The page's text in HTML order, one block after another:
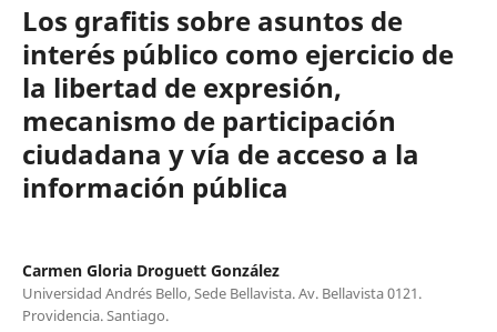
Los grafitis sobre asuntos de
interés público como ejercicio de
la libertad de expresión,
mecanismo de participación
ciudadana y vía de acceso a la
información pública
Carmen Gloria Droguett González
Universidad Andrés Bello, Sede Bellavista. Av. Bellavista 0121.
Providencia. Santiago.